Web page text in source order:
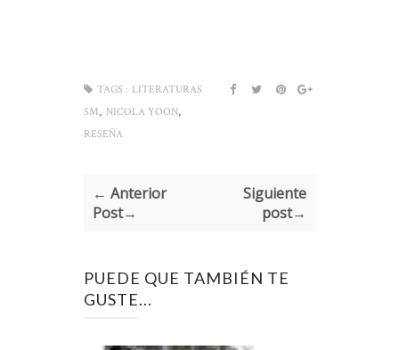
TAGS : LITERATURAS
SM, NICOLA YOON,
RESEÑA
← Anterior
Post→
Siguiente
post→
PUEDE QUE TAMBIÉN TE
GUSTE...